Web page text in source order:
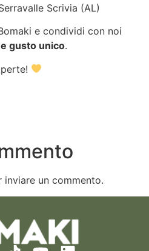
Scrivia (AL)
e condividi con noi
gusto unico.
inviare un commento.